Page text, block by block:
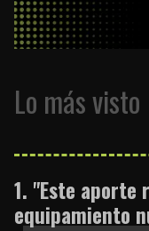
Lo más visto
"Este aporte
equipamiento